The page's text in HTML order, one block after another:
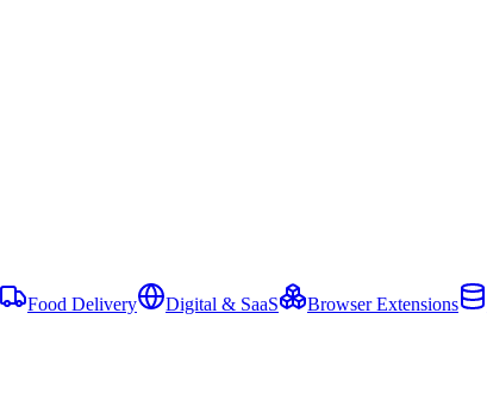
Food Delivery Digital & SaaS Browser Extensions